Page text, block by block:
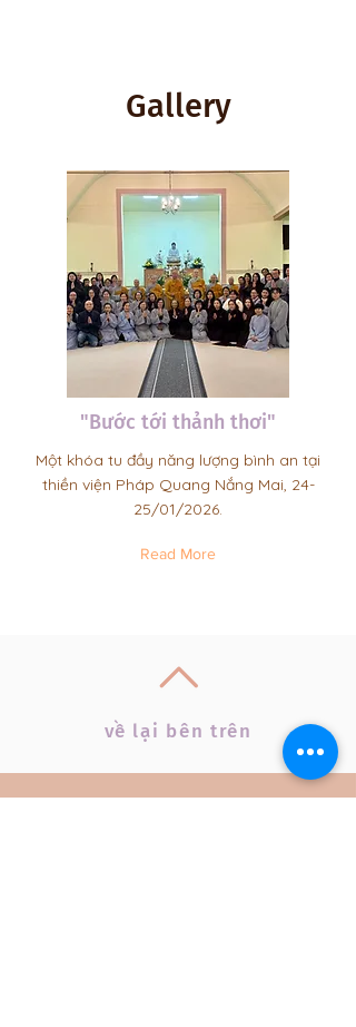
Gallery
"Bước tới thảnh thơi"
Một khóa tu đầy năng lượng bình an tại
thiền viện Pháp Quang Nắng Mai, 24-
25/01/2026.
Read More
về lại bên trên